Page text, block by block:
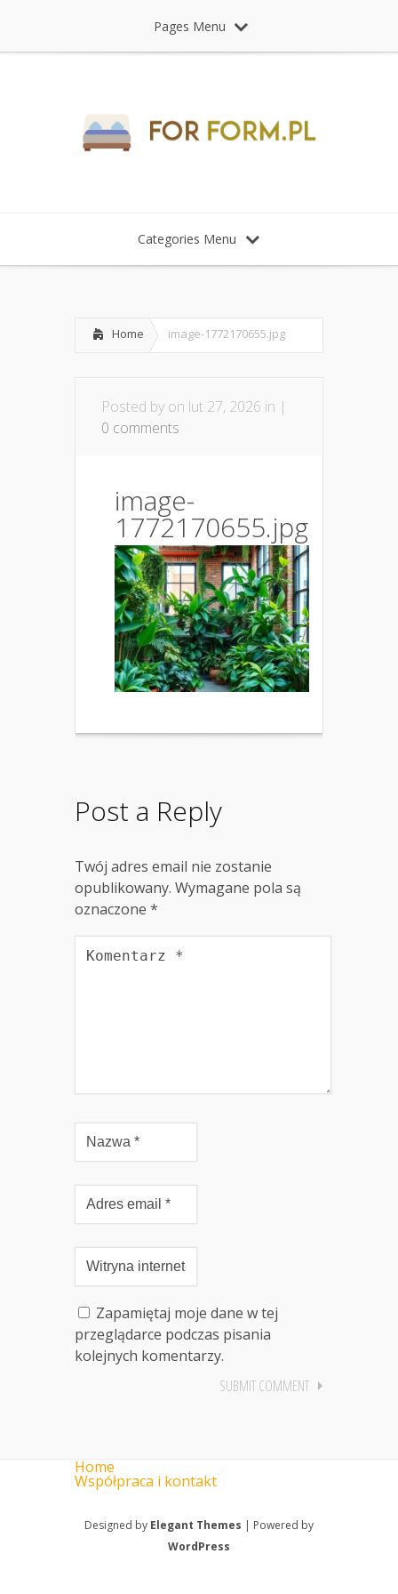
Pages Menu
Categories Menu
Home image-1772170655.jpg
Posted by on lut 27, 2026 in |
0 comments
image-
1772170655.jpg
Post a Reply
Twój adres email nie zostanie
opublikowany. Wymagane pola są
oznaczone *
Zapamiętaj moje dane w tej
przeglądarce podczas pisania
kolejnych komentarzy.
Home
Współpraca i kontakt
Designed by Elegant Themes | Powered by
WordPress